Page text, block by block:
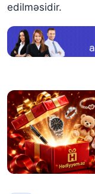
edilməsidir.